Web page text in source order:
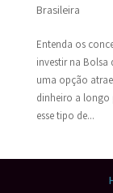
Brasileira
Entenda os
investir na Bolsa
uma opção
dinheiro a longo
esse tipo de...